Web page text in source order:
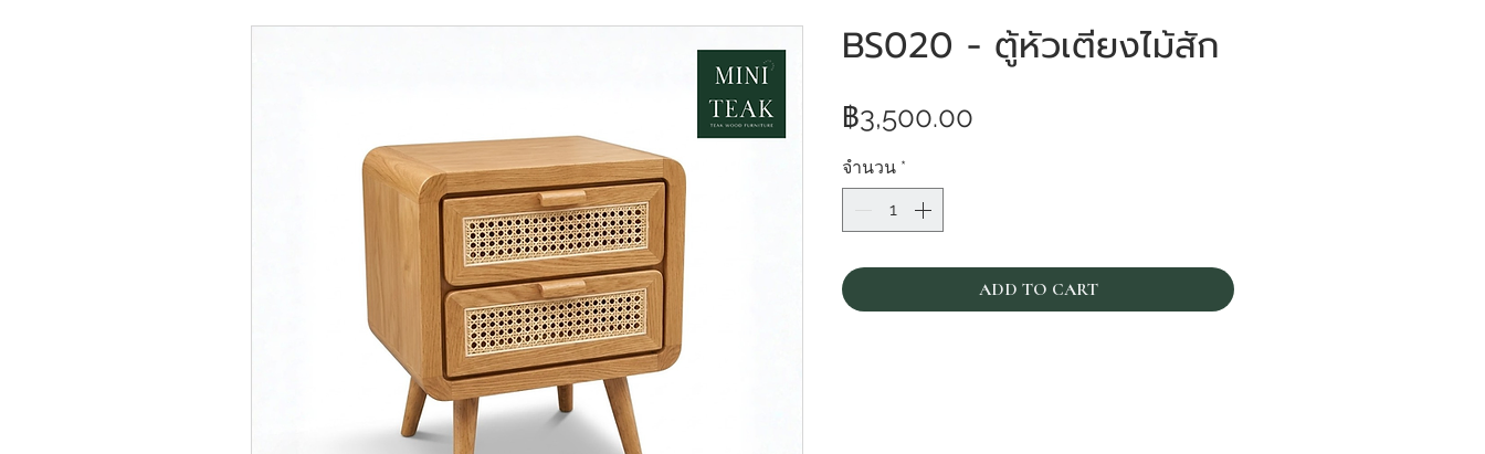
BS020 - ตู้หัวเตียงไม้สัก
฿3,500.00
จำนวน *
ADD TO CART